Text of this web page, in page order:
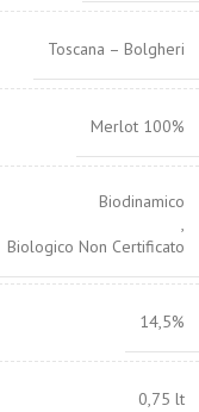
Toscana – Bolgheri
Merlot 100%
Biodinamico
,
Biologico Non Certificato
14,5%
0,75 lt